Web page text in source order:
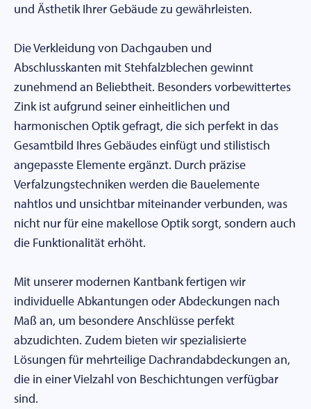
und Ästhetik Ihrer Gebäude zu gewährleisten.
Die Verkleidung von Dachgauben und
Abschlusskanten mit Stehfalzblechen gewinnt
zunehmend an Beliebtheit. Besonders vorbewittertes
Zink ist aufgrund seiner einheitlichen und
harmonischen Optik gefragt, die sich perfekt in das
Gesamtbild Ihres Gebäudes einfügt und stilistisch
angepasste Elemente ergänzt. Durch präzise
Verfalzungstechniken werden die Bauelemente
nahtlos und unsichtbar miteinander verbunden, was
nicht nur für eine makellose Optik sorgt, sondern auch
die Funktionalität erhöht.
Mit unserer modernen Kantbank fertigen wir
individuelle Abkantungen oder Abdeckungen nach
Maß an, um besondere Anschlüsse perfekt
abzudichten. Zudem bieten wir spezialisierte
Lösungen für mehrteilige Dachrandabdeckungen an,
die in einer Vielzahl von Beschichtungen verfügbar
sind.